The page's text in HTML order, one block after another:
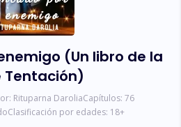
(Un libro de la
Tentación)
Rituparna DaroliaCapítulos: 76
Clasificación por edades: 18+